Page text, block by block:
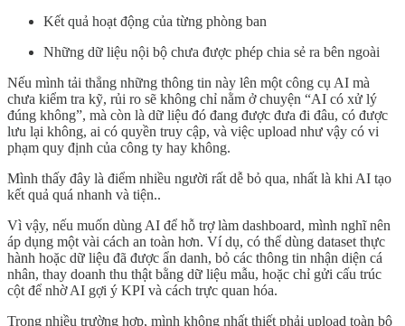
Kết quả hoạt động của từng phòng ban
Những dữ liệu nội bộ chưa được phép chia sẻ ra bên ngoài
Nếu mình tải thẳng những thông tin này lên một công cụ AI mà
chưa kiểm tra kỹ, rủi ro sẽ không chỉ nằm ở chuyện “AI có xử lý
đúng không”, mà còn là dữ liệu đó đang được đưa đi đâu, có được
lưu lại không, ai có quyền truy cập, và việc upload như vậy có vi
phạm quy định của công ty hay không.
Mình thấy đây là điểm nhiều người rất dễ bỏ qua, nhất là khi AI tạo
kết quả quá nhanh và tiện..
Vì vậy, nếu muốn dùng AI để hỗ trợ làm dashboard, mình nghĩ nên
áp dụng một vài cách an toàn hơn. Ví dụ, có thể dùng dataset thực
hành hoặc dữ liệu đã được ẩn danh, bỏ các thông tin nhận diện cá
nhân, thay doanh thu thật bằng dữ liệu mẫu, hoặc chỉ gửi cấu trúc
cột để nhờ AI gợi ý KPI và cách trực quan hóa.
Trong nhiều trường hợp, mình không nhất thiết phải upload toàn bộ